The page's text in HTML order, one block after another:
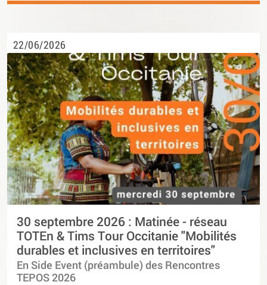
22/06/2026
30 septembre 2026 : Matinée - réseau
TOTEn & Tims Tour Occitanie "Mobilités
durables et inclusives en territoires"
En Side Event (préambule) des Rencontres
TEPOS 2026